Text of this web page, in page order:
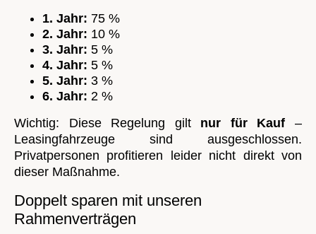
1. Jahr: 75 %
2. Jahr: 10 %
3. Jahr: 5 %
4. Jahr: 5 %
5. Jahr: 3 %
6. Jahr: 2 %
Wichtig: Diese Regelung gilt nur für Kauf –
Leasingfahrzeuge sind ausgeschlossen.
Privatpersonen profitieren leider nicht direkt von
dieser Maßnahme.
Doppelt sparen mit unseren
Rahmenverträgen